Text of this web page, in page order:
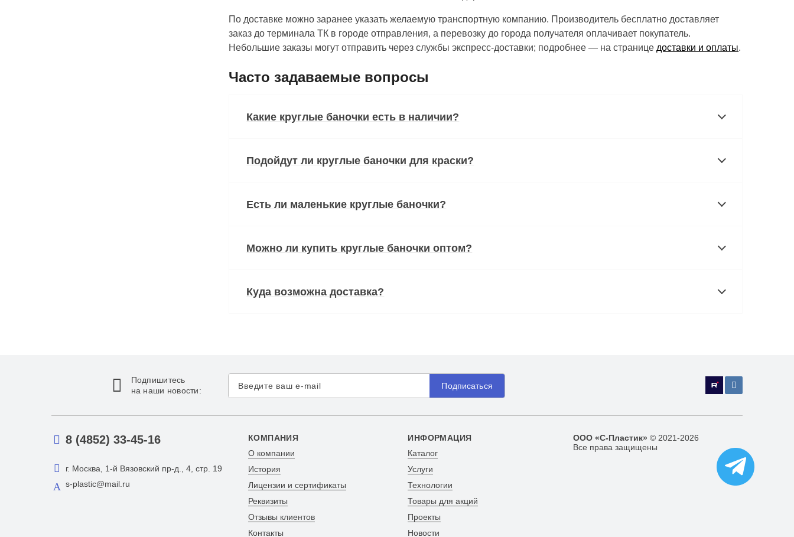
По доставке можно заранее указать желаемую транспортную компанию. Производитель бесплатно доставляет
заказ до терминала ТК в городе отправления, а перевозку до города получателя оплачивает покупатель.
Небольшие заказы могут отправить через службы экспресс-доставки; подробнее — на странице доставки и оплаты.
Часто задаваемые вопросы
Какие круглые баночки есть в наличии?
Подойдут ли круглые баночки для краски?
Есть ли маленькие круглые баночки?
Можно ли купить круглые баночки оптом?
Куда возможна доставка?
Подпишитесь
на наши новости:
Подписаться
8 (4852) 33-45-16
г. Москва, 1-й Вязовский пр-д., 4, стр. 19
s-plastic@mail.ru
КОМПАНИЯ
О компании
История
Лицензии и сертификаты
Реквизиты
Отзывы клиентов
Контакты
ИНФОРМАЦИЯ
Каталог
Услуги
Технологии
Товары для акций
Проекты
Новости
ООО «С-Пластик» © 2021-2026
Все права защищены